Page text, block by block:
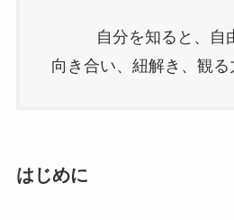
自分を知ると、自
向き合い、紐解き、観る
はじめに